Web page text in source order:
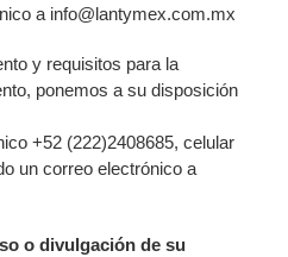
a info@lantymex.com.mx
y requisitos para la
ponemos a su disposición
+52 (222)2408685, celular
un correo electrónico a
o divulgación de su